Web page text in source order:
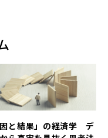
因と結果」の経済学 デ